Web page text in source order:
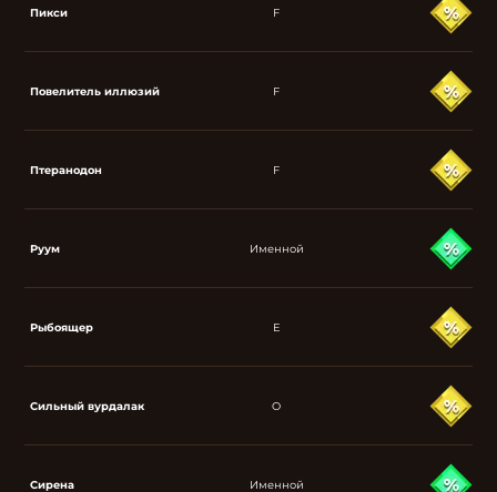
Пикси F
Повелитель иллюзий F
Птеранодон F
Руум Именной
Рыбоящер E
Сильный вурдалак O
Сирена Именной